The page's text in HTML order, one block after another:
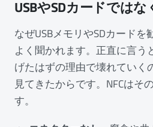
USBやSDカードでは
なぜUSBメモリやSDカードを
よく聞かれます。正直に言う
げたはずの理由で壊れていく
見てきたからです。NFCはそ
す。